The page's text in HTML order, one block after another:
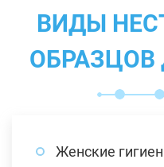
ВИДЫ
ОБРАЗЦОВ
Женские